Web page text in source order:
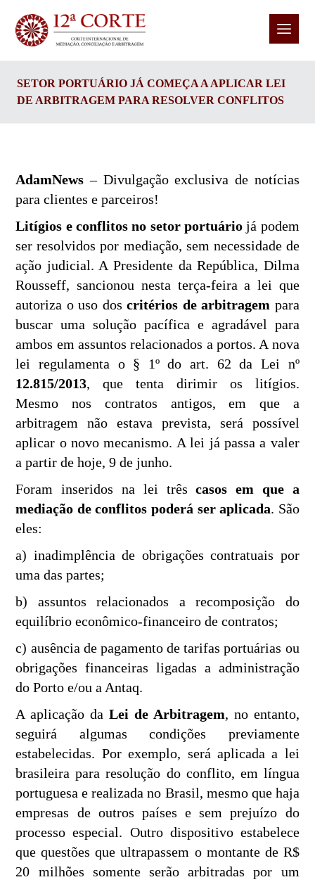
SETOR PORTUÁRIO JÁ COMEÇA A APLICAR LEI
DE ARBITRAGEM PARA RESOLVER CONFLITOS
AdamNews – Divulgação exclusiva de notícias
para clientes e parceiros!
Litígios e conflitos no setor portuáriojá podem
ser resolvidos por mediação, sem necessidade de
ação judicial. A Presidente da República, Dilma
Rousseff, sancionou nesta terça-feira a lei que
autoriza o uso doscritérios de arbitragem para
buscar uma solução pacífica e agradável para
ambos em assuntos relacionados a portos. A nova
lei regulamenta o § 1º do art. 62 da Lei nº
12.815/2013, que tenta dirimir os litígios.
Mesmo nos contratos antigos, em que a
arbitragem não estava prevista, será possível
aplicar o novo mecanismo. A lei já passa a valer
a partir de hoje, 9 de junho.
Foram inseridos na lei trêscasos em que a
mediação de conflitos poderá ser aplicada. São
eles:
a) inadimplência de obrigações contratuais por
uma das partes;
b) assuntos relacionados a recomposição do
equilíbrio econômico-financeiro de contratos;
c) ausência de pagamento de tarifas portuárias ou
obrigações financeiras ligadas a administração
do Porto e/ou a Antaq.
A aplicação daLei de Arbitragem, no entanto,
seguirá algumas condições previamente
estabelecidas. Por exemplo, será aplicada a lei
brasileira para resolução do conflito, em língua
portuguesa e realizada no Brasil, mesmo que haja
empresas de outros países e sem prejuízo do
processo especial. Outro dispositivo estabelece
que questões que ultrapassem o montante de R$
20 milhões somente serão arbitradas por um